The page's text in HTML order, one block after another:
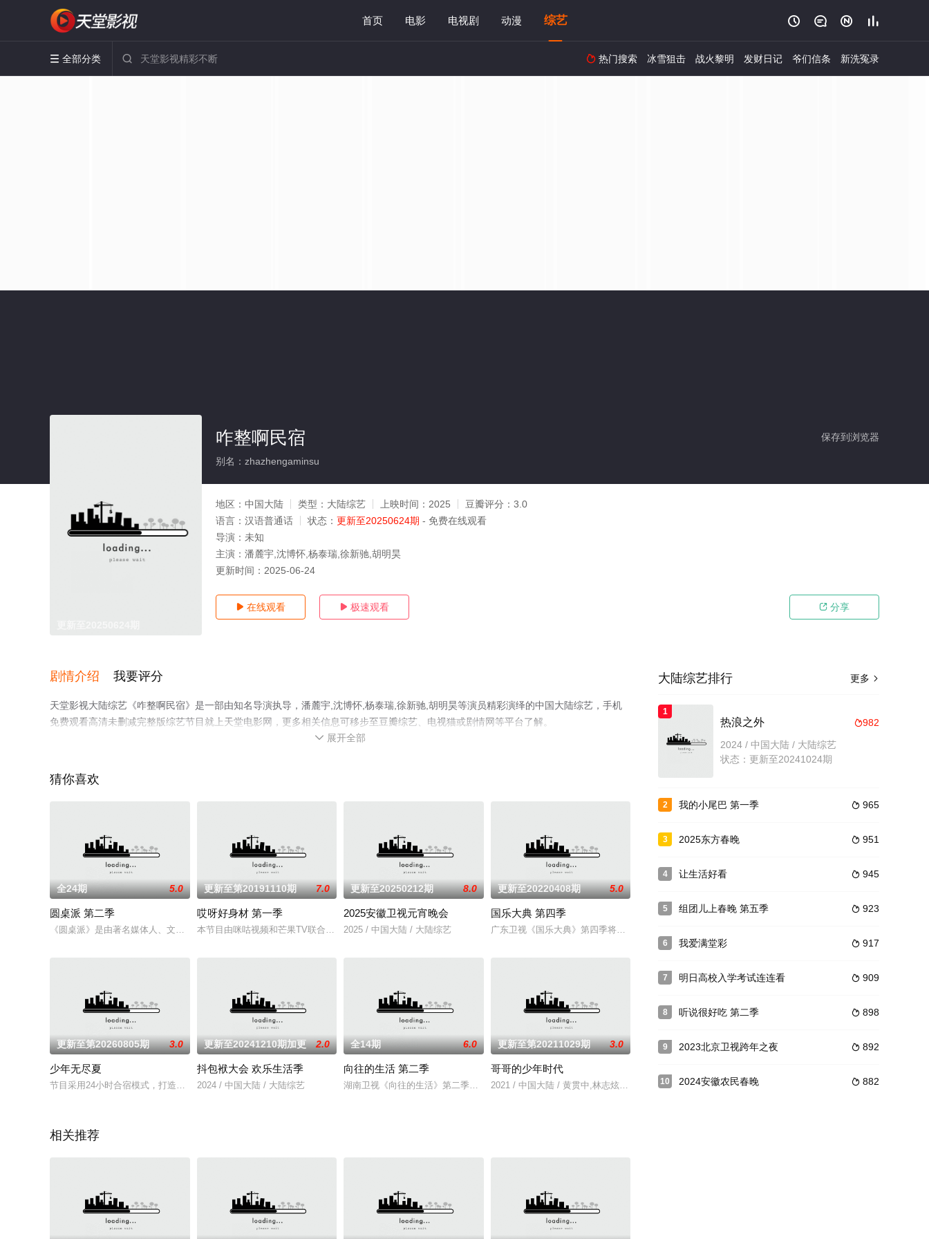
首页 电影 电视剧 动漫 综艺    
 全部分类   热门搜索 冰雪狙击 战火黎明 发财日记 爷们信条 新洗冤录
保存到浏览器
咋整啊民宿
别名：zhazhengaminsu
地区： 中国大陆 类型： 大陆综艺 上映时间： 2025 豆瓣评分： 3.0
语言： 汉语普通话 状态： 更新至20250624期 - 免费在线观看
导演： 未知
主演： 潘麓宇,沈博怀,杨泰瑞,徐新驰,胡明昊
更新时间： 2025-06-24
 在线观看  极速观看  分享
剧情介绍 我要评分
天堂影视大陆综艺《咋整啊民宿》是一部由知名导演执导，潘麓宇,沈博怀,杨泰瑞,徐新驰,胡明昊等演员精彩演绎的中国大陆综艺，手机
免费观看高清未删减完整版综艺节目就上天堂电影网，更多相关信息可移步至豆瓣综艺、电视猫或剧情网等平台了解。
 展开全部
猜你喜欢
全24期 5.0
圆桌派 第二季
《圆桌派》是由著名媒体人、文化名嘴窦文涛携手优酷“看理想”打造的全新“活色生香”聊天真人秀
更新至第20191110期 7.0
哎呀好身材 第一季
本节目由咪咕视频和芒果TV联合出品。一档明星健康生活健身挑战观察真人秀，邀请四位嘉宾参与“
更新至20250212期 8.0
2025安徽卫视元宵晚会
2025 / 中国大陆 / 大陆综艺
更新至20220408期 5.0
国乐大典 第四季
广东卫视《国乐大典》第四季将于12月24日起每周五晚播出。节目内容围绕中国民乐主题展开，打
更新至第20260805期 3.0
少年无尽夏
节目采用24小时合宿模式，打造内娱首个新人演员成长训练营，优胜者将有机会获得优酷头部古装大
更新至20241210期加更 2.0
抖包袱大会 欢乐生活季
2024 / 中国大陆 / 大陆综艺
全14期 6.0
向往的生活 第二季
湖南卫视《向往的生活》第二季——江南篇，主人公为黄磊、何炅、刘宪华、彭昱畅，在风景秀丽的江
更新至第20211029期 3.0
哥哥的少年时代
2021 / 中国大陆 / 黄贯中,林志炫,陈小春,谢天华
相关推荐
更多 
大陆综艺排行
1
982
热浪之外
2024 / 中国大陆 / 大陆综艺
状态：更新至20241024期
2  965
我的小尾巴 第一季
3  951
2025东方春晚
4  945
让生活好看
5  923
组团儿上春晚 第五季
6  917
我爱满堂彩
7  909
明日高校入学考试连连看
8  898
听说很好吃 第二季
9  892
2023北京卫视跨年之夜
10  882
2024安徽农民春晚